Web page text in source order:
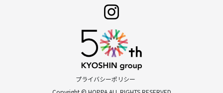
プライバシーポリシー